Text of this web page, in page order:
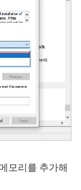
모리를 추가해